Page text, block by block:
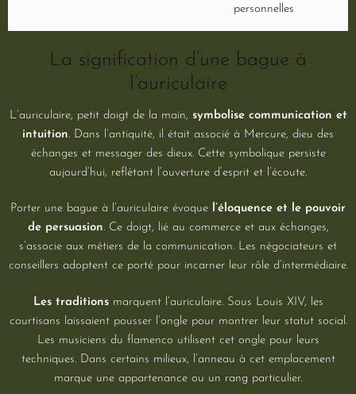
personnelles
La signification d’une bague à
l’auriculaire
L’auriculaire, petit doigt de la main, symbolise communication et
intuition. Dans l’antiquité, il était associé à Mercure, dieu des
échanges et messager des dieux. Cette symbolique persiste
aujourd’hui, reflétant l’ouverture d’esprit et l’écoute.
Porter une bague à l’auriculaire évoque l’éloquence et le pouvoir
de persuasion. Ce doigt, lié au commerce et aux échanges,
s’associe aux métiers de la communication. Les négociateurs et
conseillers adoptent ce porté pour incarner leur rôle d’intermédiaire.
Les traditionsmarquent l’auriculaire. Sous Louis XIV, les
courtisans laissaient pousser l’ongle pour montrer leur statut social.
Les musiciens du flamenco utilisent cet ongle pour leurs
techniques. Dans certains milieux, l’anneau à cet emplacement
marque une appartenance ou un rang particulier.